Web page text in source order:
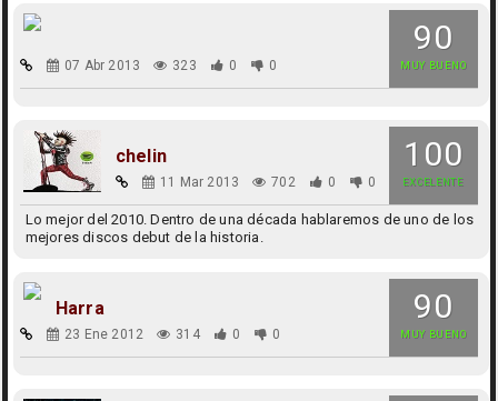
90
MUY BUENO
07 Abr 2013 323 0 0
100
EXCELENTE
chelin
11 Mar 2013 702 0 0
Lo mejor del 2010. Dentro de una década hablaremos de uno de los
mejores discos debut de la historia.
90
MUY BUENO
Harra
23 Ene 2012 314 0 0